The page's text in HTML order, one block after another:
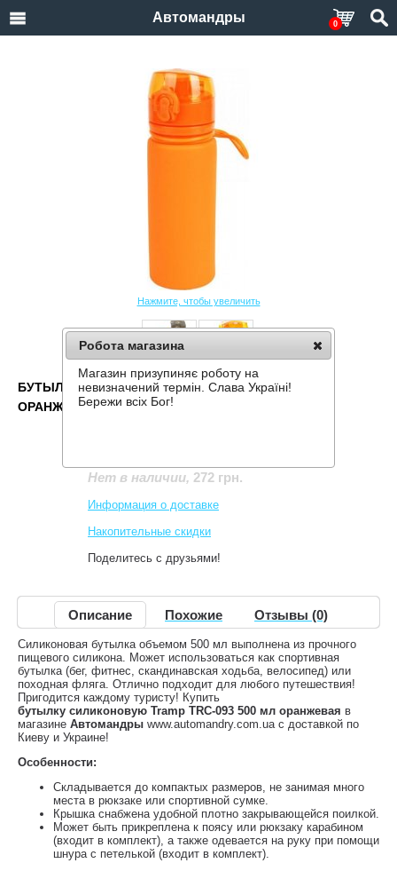
Автомандры 0
Нажмите, чтобы увеличить
БУТЫЛКА СИЛИКОНОВАЯ TRAMP TRC-093 500 МЛ
ОРАНЖЕВАЯ
Нет в наличии, 272 грн.
Информация о доставке
Накопительные скидки
Поделитесь с друзьями!
Описание Похожие Отзывы (0)
Силиконовая бутылка объемом 500 мл выполнена из прочного
пищевого силикона. Может использоваться как спортивная
бутылка (бег, фитнес, скандинавская ходьба, велосипед) или
походная фляга. Отлично подходит для любого путешествия!
Пригодится каждому туристу! Купить
бутылку силиконовую Tramp TRC-093 500 мл оранжевая в
магазине Автомандры www.automandry.com.ua с доставкой по
Киеву и Украине!
Особенности:
Складывается до компактых размеров, не занимая много
места в рюкзаке или спортивной сумке.
Крышка снабжена удобной плотно закрывающейся поилкой.
Может быть прикреплена к поясу или рюкзаку карабином
(входит в комплект), а также одевается на руку при помощи
шнура с петелькой (входит в комплект).
Робота магазина
Магазин призупиняє роботу на
невизначений термін. Слава Україні!
Бережи всіх Бог!